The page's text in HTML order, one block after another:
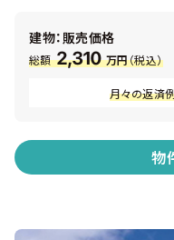
ッシ ・ カーテン＆照明
ク ・ 各居室にも収納あり
建物：販売価格
総額 2,310 万円（税込）
月々の返済
物